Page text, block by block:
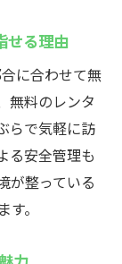
せる理由
に合わせて無
無料のレンタ
らで気軽に訪
る安全管理も
が整っている
。